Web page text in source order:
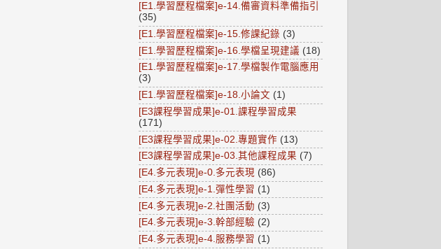
[E1.學習歷程檔案]e-14.備審資料準備指引
(35)
[E1.學習歷程檔案]e-15.修課紀錄 (3)
[E1.學習歷程檔案]e-16.學檔呈現建議 (18)
[E1.學習歷程檔案]e-17.學檔製作電腦應用
(3)
[E1.學習歷程檔案]e-18.小論文 (1)
[E3課程學習成果]e-01.課程學習成果
(171)
[E3課程學習成果]e-02.專題實作 (13)
[E3課程學習成果]e-03.其他課程成果 (7)
[E4.多元表現]e-0.多元表現 (86)
[E4.多元表現]e-1.彈性學習 (1)
[E4.多元表現]e-2.社團活動 (3)
[E4.多元表現]e-3.幹部經驗 (2)
[E4.多元表現]e-4.服務學習 (1)